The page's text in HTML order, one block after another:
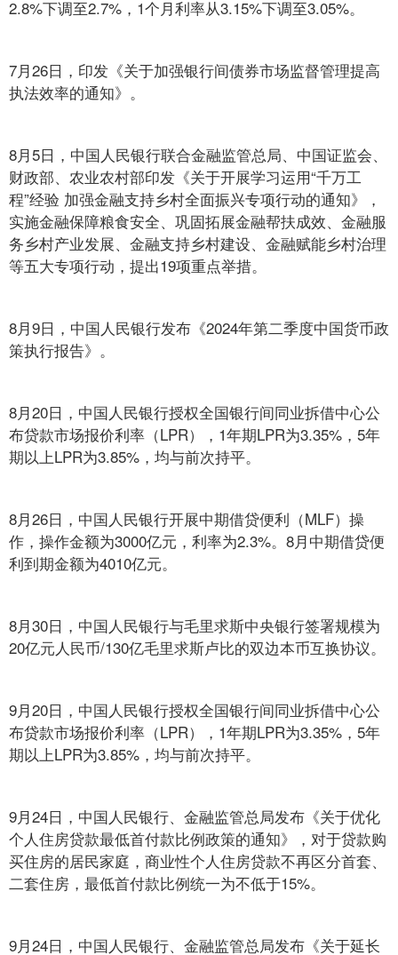
2.8%下调至2.7%，1个月利率从3.15%下调至3.05%。
7月26日，印发《关于加强银行间债券市场监督管理提高
执法效率的通知》。
8月5日，中国人民银行联合金融监管总局、中国证监会、
财政部、农业农村部印发《关于开展学习运用“千万工
程”经验 加强金融支持乡村全面振兴专项行动的通知》，
实施金融保障粮食安全、巩固拓展金融帮扶成效、金融服
务乡村产业发展、金融支持乡村建设、金融赋能乡村治理
等五大专项行动，提出19项重点举措。
8月9日，中国人民银行发布《2024年第二季度中国货币政
策执行报告》。
8月20日，中国人民银行授权全国银行间同业拆借中心公
布贷款市场报价利率（LPR），1年期LPR为3.35%，5年
期以上LPR为3.85%，均与前次持平。
8月26日，中国人民银行开展中期借贷便利（MLF）操
作，操作金额为3000亿元，利率为2.3%。8月中期借贷便
利到期金额为4010亿元。
8月30日，中国人民银行与毛里求斯中央银行签署规模为
20亿元人民币/130亿毛里求斯卢比的双边本币互换协议。
9月20日，中国人民银行授权全国银行间同业拆借中心公
布贷款市场报价利率（LPR），1年期LPR为3.35%，5年
期以上LPR为3.85%，均与前次持平。
9月24日，中国人民银行、金融监管总局发布《关于优化
个人住房贷款最低首付款比例政策的通知》，对于贷款购
买住房的居民家庭，商业性个人住房贷款不再区分首套、
二套住房，最低首付款比例统一为不低于15%。
9月24日，中国人民银行、金融监管总局发布《关于延长